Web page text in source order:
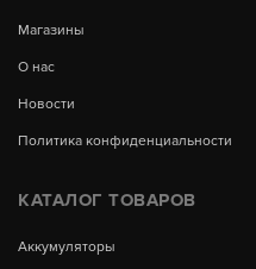
Магазины
О нас
Новости
Политика конфиденциальности
КАТАЛОГ ТОВАРОВ
Аккумуляторы